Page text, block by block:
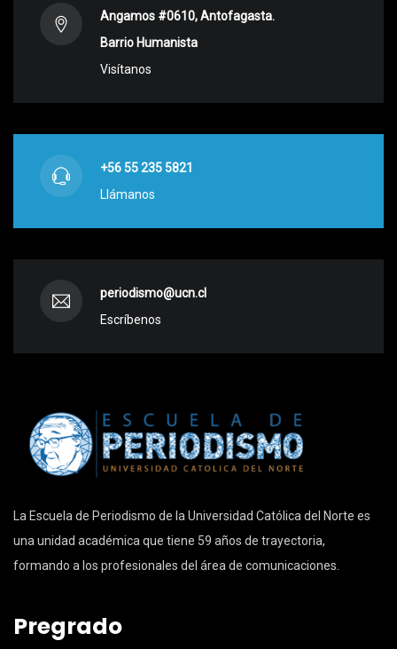
Angamos #0610, Antofagasta.
Barrio Humanista
Visítanos
+56 55 235 5821
Llámanos
periodismo@ucn.cl
Escríbenos
La Escuela de Periodismo de la Universidad Católica del Norte es
una unidad académica que tiene 59 años de trayectoria,
formando a los profesionales del área de comunicaciones.
Pregrado